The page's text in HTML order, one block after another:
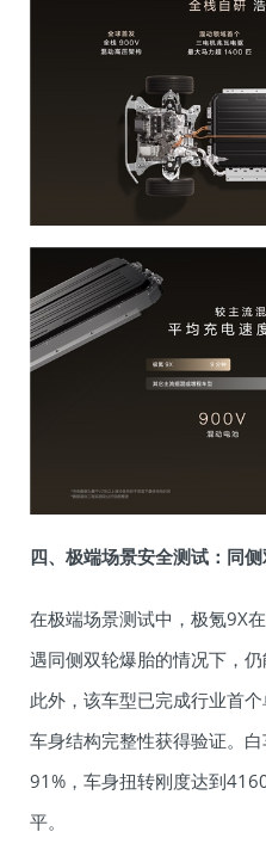
四、极端场景安全测试：同
在极端场景测试中，极氪9X
遇同侧双轮爆胎的情况下，仍
此外，该车型已完成行业首
车身结构完整性获得验证。
91%，车身扭转刚度达到
平。